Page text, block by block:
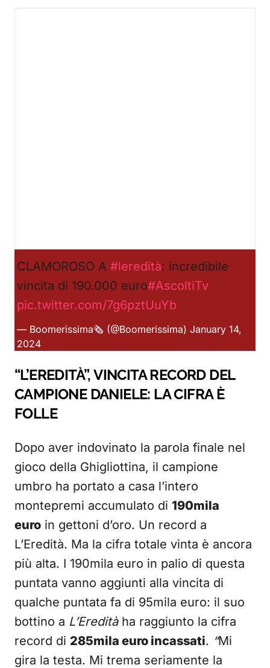
CLAMOROSO A #leredità: incredibile
vincita di 190.000 euro#AscoltiTv
pic.twitter.com/7g6pztUuYb
— Boomerissima🗞️ (@Boomerissima) January 14,
2024
“L’EREDITÀ”, VINCITA RECORD DEL
CAMPIONE DANIELE: LA CIFRA È
FOLLE
Dopo aver indovinato la parola finale nel
gioco della Ghigliottina, il campione
umbro ha portato a casa l’intero
montepremi accumulato di 190mila
euro in gettoni d’oro. Un record a
L’Eredità. Ma la cifra totale vinta è ancora
più alta. I 190mila euro in palio di questa
puntata vanno aggiunti alla vincita di
qualche puntata fa di 95mila euro: il suo
bottino a L’Ereditàha raggiunto la cifra
record di 285mila euro incassati. “Mi
gira la testa. Mi trema seriamente la